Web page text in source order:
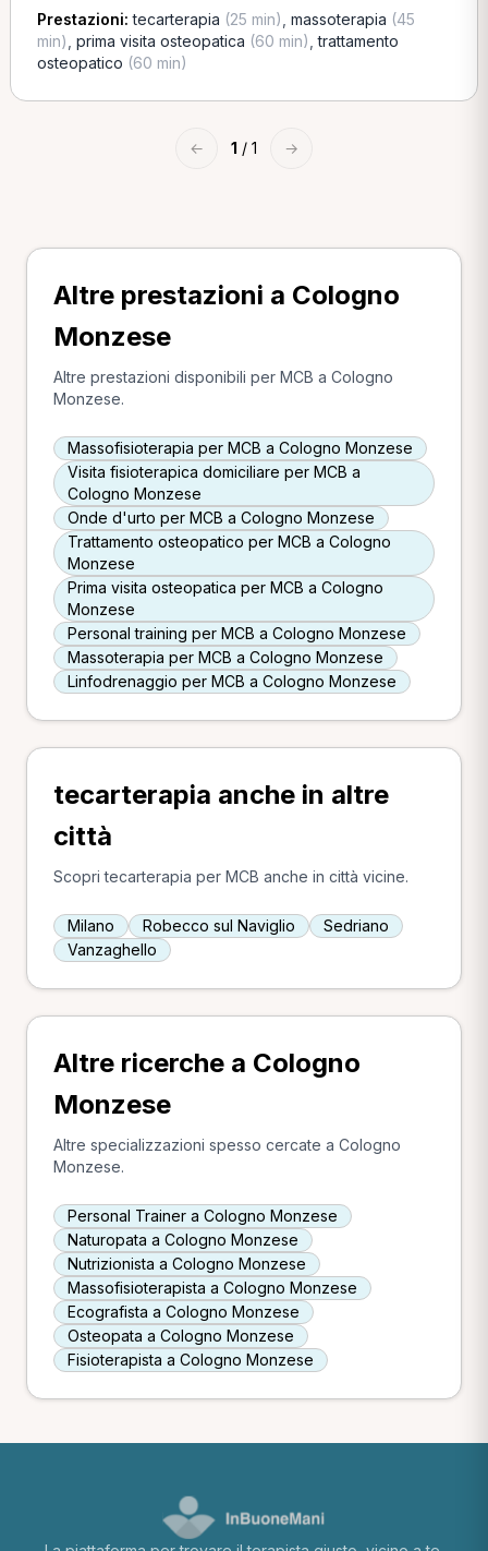
Prestazioni:tecarterapia (25 min) massoterapia (45
min) prima visita osteopatica (60 min) ,trattamento
osteopatico (60 min)
← 1 / 1 →
Altre prestazioni a Cologno
Monzese
Altre prestazioni disponibili per MCB a Cologno
Monzese.
Massofisioterapia per MCB a Cologno Monzese
Visita fisioterapica domiciliare per MCB a
Cologno Monzese
Onde d'urto per MCB a Cologno Monzese
Trattamento osteopatico per MCB a Cologno
Monzese
Prima visita osteopatica per MCB a Cologno
Monzese
Personal training per MCB a Cologno Monzese
Massoterapia per MCB a Cologno Monzese
Linfodrenaggio per MCB a Cologno Monzese
tecarterapia anche in altre
città
Scopri tecarterapia per MCB anche in città vicine.
Milano Robecco sul Naviglio
Sedriano
Vanzaghello
Altre ricerche a Cologno
Monzese
Altre specializzazioni spesso cercate a Cologno
Monzese.
Personal Trainer a Cologno Monzese
Naturopata a Cologno Monzese
Nutrizionista a Cologno Monzese
Massofisioterapista a Cologno Monzese
Ecografista a Cologno Monzese
Osteopata a Cologno Monzese
Fisioterapista a Cologno Monzese